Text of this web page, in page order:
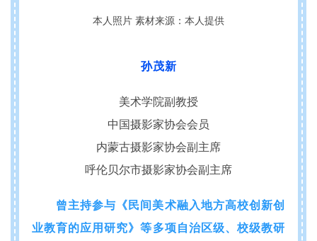
本人照片 素材来源：本人提供
孙茂新
美术学院副教授
中国摄影家协会会员
内蒙古摄影家协会副主席
呼伦贝尔市摄影家协会副主席
曾主持参与《民间美术融入地方高校创新创
业教育的应用研究》等多项自治区级、校级教研